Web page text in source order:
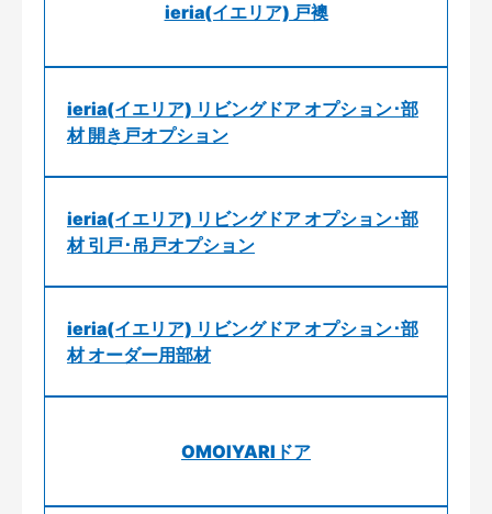
ieria(イエリア) 戸襖
ieria(イエリア) リビングドア オプション･部
材 開き戸オプション
ieria(イエリア) リビングドア オプション･部
材 引戸･吊戸オプション
ieria(イエリア) リビングドア オプション･部
材 オーダー用部材
OMOIYARIドア